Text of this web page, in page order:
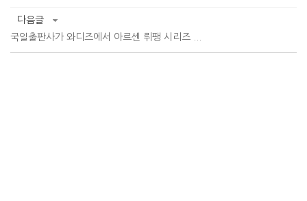
다음글
국일출판사가 와디즈에서 아르센 뤼팽 시리즈 ...